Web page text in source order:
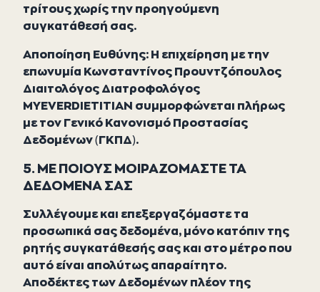
τρίτους χωρίς την προηγούμενη
συγκατάθεσή σας.
Αποποίηση Ευθύνης: Η επιχείρηση με την
επωνυμία Κωνσταντίνος Προυντζόπουλος
Διαιτολόγος Διατροφολόγος
MYEVERDIETITIAN συμμορφώνεται πλήρως
με τον Γενικό Κανονισμό Προστασίας
Δεδομένων (ΓΚΠΔ).
5. ΜΕ ΠΟΙΟΥΣ ΜΟΙΡΑΖΟΜΑΣΤΕ ΤΑ
ΔΕΔΟΜΕΝΑ ΣΑΣ
Συλλέγουμε και επεξεργαζόμαστε τα
προσωπικά σας δεδομένα, μόνο κατόπιν της
ρητής συγκατάθεσής σας και στο μέτρο που
αυτό είναι απολύτως απαραίτητο.
Αποδέκτες των Δεδομένων πλέον της